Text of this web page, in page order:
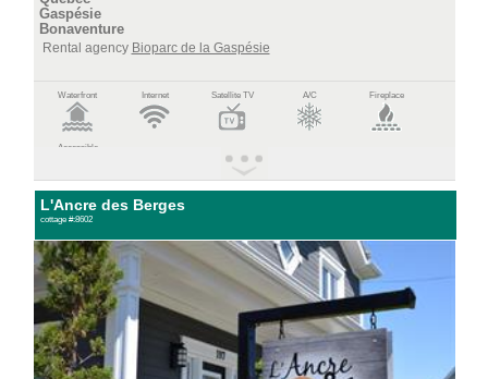
Gaspésie
Bonaventure
Rental agency Bioparc de la Gaspésie
Waterfront Internet Satellite TV A/C Fireplace
Accessible
L'Ancre des Berges
cottage #:8602